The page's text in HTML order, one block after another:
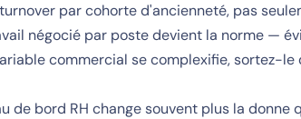
par cohorte d'ancienneté, pas
négocié par poste devient la norme —
commercial se complexifie, sortez-
de bord RH change souvent plus la donne